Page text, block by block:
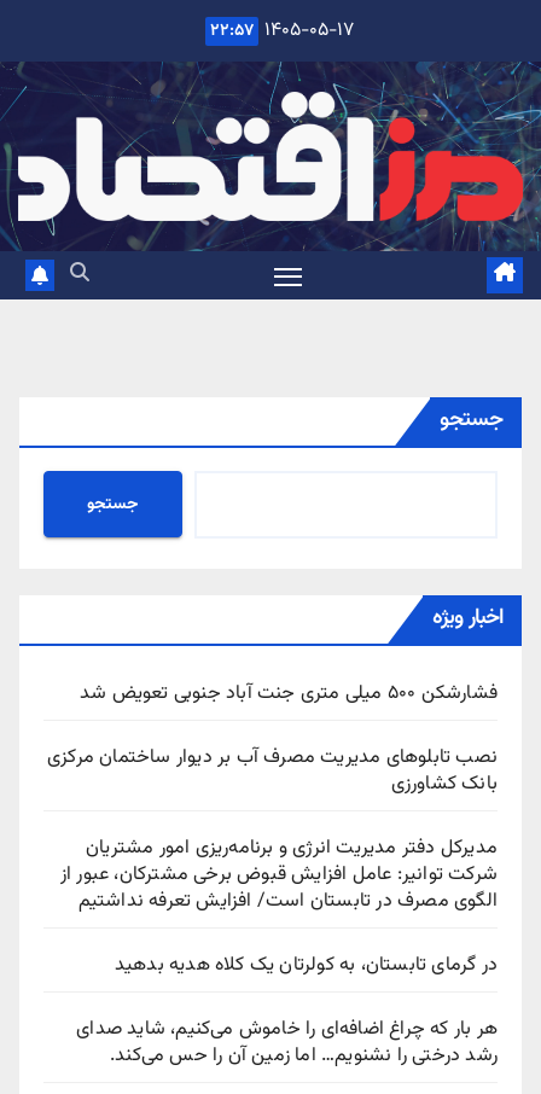
content
۱۴۰۵-۰۵-۱۷ ۲۲:۵۷
جستجو
جستجو
اخبار ویژه
فشارشکن ۵۰۰ میلی متری جنت آباد جنوبی تعویض شد
نصب تابلوهای مدیریت مصرف آب بر دیوار ساختمان مرکزی
بانک کشاورزی
مدیرکل دفتر مدیریت انرژی و برنامه‌ریزی امور مشتریان
شرکت توانیر: عامل افزایش قبوض برخی مشترکان، عبور از
الگوی مصرف در تابستان است/ افزایش تعرفه نداشتیم
در گرمای تابستان، به کولرتان یک کلاه هدیه بدهید
هر بار که چراغ اضافه‌ای را خاموش می‌کنیم، شاید صدای
رشد درختی را نشنویم… اما زمین آن را حس می‌کند.